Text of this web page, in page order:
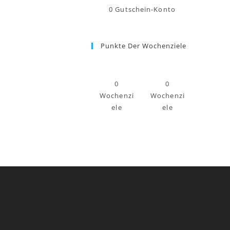
0 Gutschein-Konto
Punkte Der Wochenziele
0
Wochenzi
ele
0
Wochenzi
ele